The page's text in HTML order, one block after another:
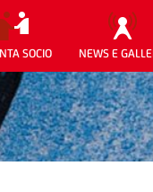
SOCIO NEWS E